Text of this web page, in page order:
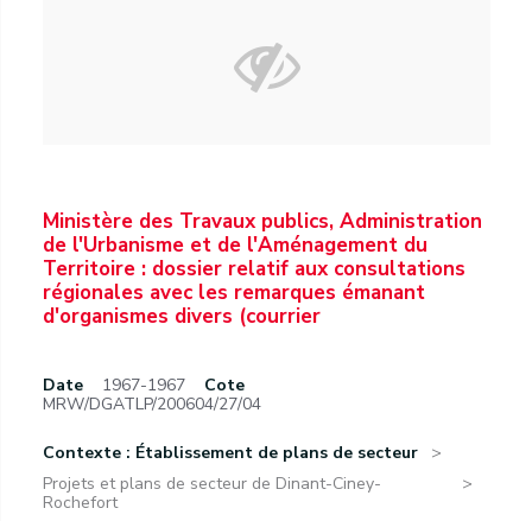
Ministère des Travaux publics, Administration
de l'Urbanisme et de l'Aménagement du
Territoire : dossier relatif aux consultations
régionales avec les remarques émanant
d'organismes divers (courrier
Date 1967-1967
Cote
MRW/DGATLP/200604/27/04
Contexte : Établissement de plans de secteur
Projets et plans de secteur de Dinant-Ciney-
Rochefort